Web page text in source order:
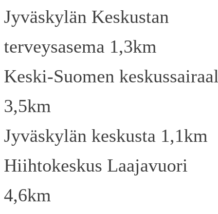
Jyväskylän Keskustan
terveysasema 1,3km
Keski-Suomen
3,5km
Jyväskylän keskusta 1,1km
Hiihtokeskus Laajavuori
4,6km